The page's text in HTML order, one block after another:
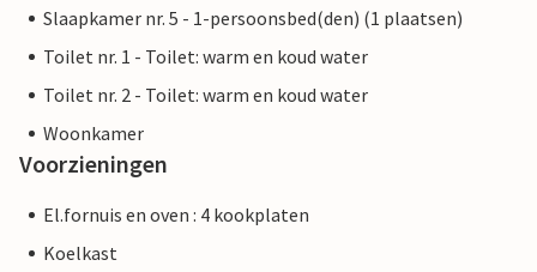
Slaapkamer nr. 5 - 1-persoonsbed(den) (1 plaatsen)
Toilet nr. 1 - Toilet: warm en koud water
Toilet nr. 2 - Toilet: warm en koud water
Woonkamer
Voorzieningen
El.fornuis en oven : 4 kookplaten
Koelkast